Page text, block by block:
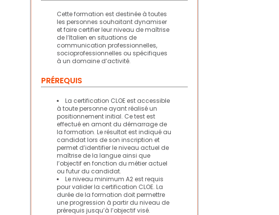
Cette formation est destinée à toutes
les personnes souhaitant dynamiser
et faire certifier leur niveau de maîtrise
de l’Italien en situations de
communication professionnelles,
socioprofessionnelles ou spécifiques
à un domaine d’activité.
PRÉREQUIS
La certification CLOE est accessible
à toute personne ayant réalisé un
positionnement initial. Ce test est
effectué en amont du démarrage de
la formation. Le résultat est indiqué au
candidat lors de son inscription et
permet d’identifier le niveau actuel de
maîtrise de la langue ainsi que
l’objectif en fonction du métier actuel
ou futur du candidat.
Le niveau minimum A2 est requis
pour valider la certification CLOE. La
durée de la formation doit permettre
une progression à partir du niveau de
prérequis jusqu’à l’objectif visé.